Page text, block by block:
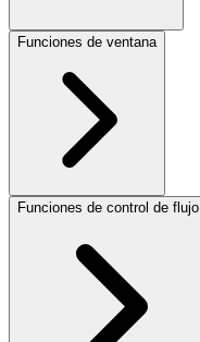
Funciones de ventana
Funciones de control de flujo